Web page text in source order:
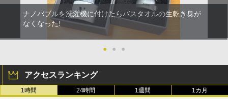
ナノバブルを洗濯機に付けたらバスタオルの生乾き臭が
なくなった!
● ● ●
アクセスランキング
1時間 24時間 1週間 1カ月